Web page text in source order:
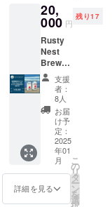
チ、ス
イート
オレン
ジ、完
熟トロ
ピカル
フルー
ツを連
想させ
るフ
レッ
シュで
豊かな
香りが
コール
を感じ
呼べる
Sessio
ご堪能
くださ
い。
※20歳未
満の方
への酒
類の提
供はで
きませ
んので
よろし
くお願
しま
す。
セージ
付き ★
ナルス
テッ
カー 1
個 ※20
歳未満
の方へ
の酒類
の提供
はでき
ません
のでよ
ろしく
いたし
ます。
だけま
す。 試
作品を
飲んで
皆様の
ご意見
をお聞
かせく
ださ
い！理
想の
ビール
の完成
まで仲
間の皆
様とと
もに歩
る特別
な水筒
です。
️★ オリ
ジナル
グラウ
ラー 1
個 ️★ お
礼の
メッ
セージ
20,
000 円
残り17
Rusty
Nest
Brewer
yの定番
「Rust
y Nest
IPA」と
海の相
棒とも
言える
「Rust
y Nest
Sessio
n
IPA」！
支援
者：
8人
お届
け予
定：
2025
年01
月
詳細を見る
こ
の
リ
タ
ー
ン
を
選